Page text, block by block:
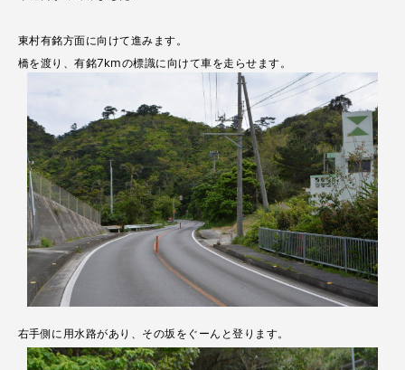
東村有銘方面に向けて進みます。
橋を渡り、有銘7kmの標識に向けて車を走らせます。
右手側に用水路があり、その坂をぐーんと登ります。